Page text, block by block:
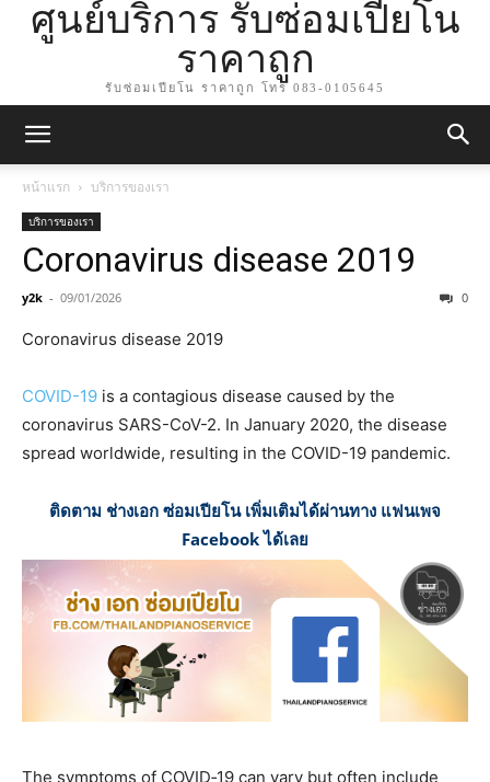
ศูนย์บริการ รับซ่อมเปียโน
ราคาถูก
รับซ่อมเปียโน ราคาถูก โทร 083-0105645
หน้าแรก บริการของเรา
บริการของเรา
Coronavirus disease 2019
y2k - 09/01/2026 0
Coronavirus disease 2019
COVID-19 is a contagious disease caused by the
coronavirus SARS-CoV-2. In January 2020, the disease
spread worldwide, resulting in the COVID-19 pandemic.
ติดตาม ช่างเอก ซ่อมเปียโน เพิ่มเติมได้ผ่านทาง แฟนเพจ
Facebook ได้เลย
The symptoms of COVID‑19 can vary but often include